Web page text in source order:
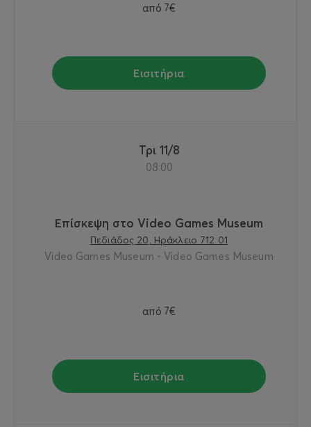
από 7€
Εισιτήρια
Τρι 11/8
08:00
Επίσκεψη στο Video Games Museum
Πεδιάδος 20, Ηράκλειο 712 01
Video Games Museum - Video Games Museum
από 7€
Εισιτήρια